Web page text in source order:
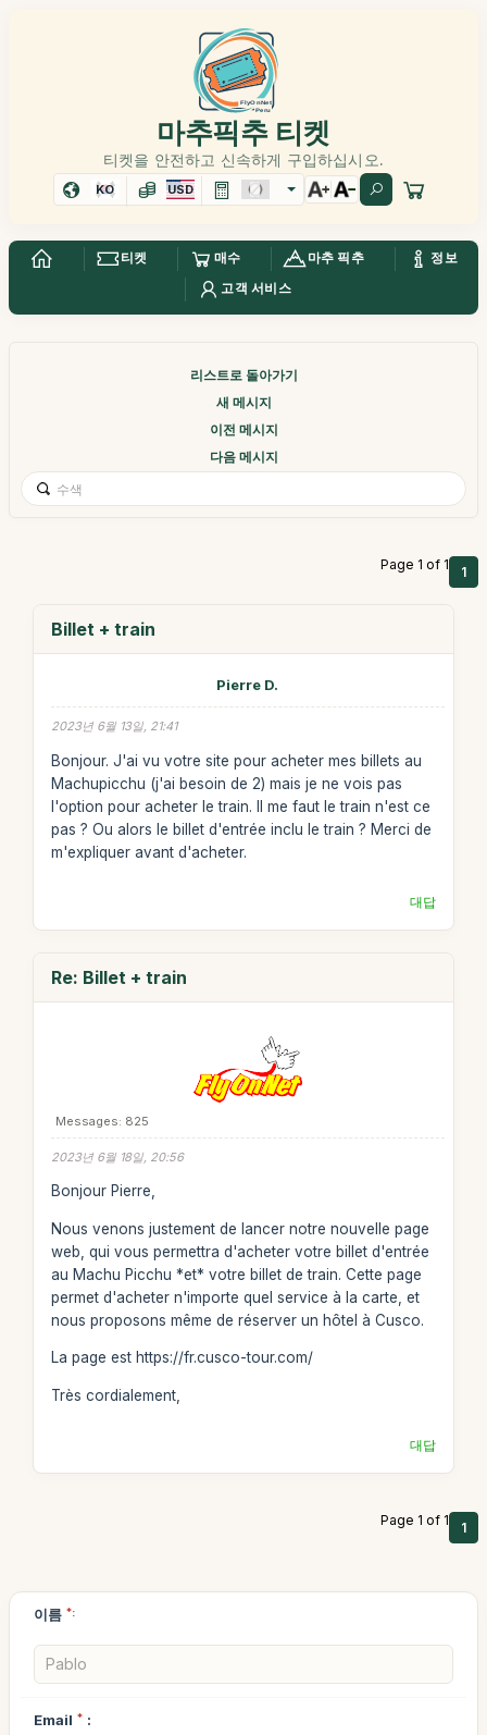
마추픽추 티켓
티켓을 안전하고 신속하게 구입하십시오.
KO USD
티켓 매수 마추 픽추
정보
고객 서비스
리스트로 돌아가기
새 메시지
이전 메시지
다음 메시지
Page 1 of 1 1
Billet + train
Pierre D.
2023년 6월 13일, 21:41
Bonjour. J'ai vu votre site pour acheter mes billets au
Machupicchu (j'ai besoin de 2) mais je ne vois pas
l'option pour acheter le train. Il me faut le train n'est ce
pas ? Ou alors le billet d'entrée inclu le train ? Merci de
m'expliquer avant d'acheter.
대답
Re: Billet + train
Messages: 825
2023년 6월 18일, 20:56
Bonjour Pierre,
Nous venons justement de lancer notre nouvelle page
web, qui vous permettra d'acheter votre billet d'entrée
au Machu Picchu *et* votre billet de train. Cette page
permet d'acheter n'importe quel service à la carte, et
nous proposons même de réserver un hôtel à Cusco.
La page est https://fr.cusco-tour.com/
Très cordialement,
대답
Page 1 of 1 1
이름 *:
Email * :